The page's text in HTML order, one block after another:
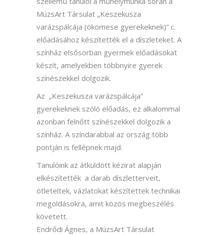
MúzsArt Társulat „Keszekusza
varázspálcája (ökomese gyerekeknek)” c.
előadásához készítették el a díszleteket. A
színház elsősorban gyermek előadásokat
készít, amelyekben többnyire gyerek
színészekkel dolgozik.
Az „Keszekusza varázspálcája”
gyerekeknek szóló előadás, ez alkalommal
azonban felnőtt színészekkel dolgozik a
színház. A színdarabbal az ország több
pontján is fellépnek majd.
Tanulóink az átküldött kézirat alapján
elkészítették a darab díszletterveit,
ötleteltek, vázlatokat készítettek technikai
megoldásokra, amit közös megbeszélés
követett.
Endrődi Ágnes, a MúzsArt Társulat